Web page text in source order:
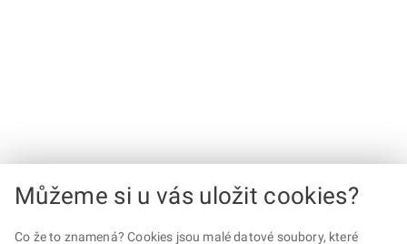
Můžeme si u vás uložit cookies?
Co že to znamená? Cookies jsou malé datové soubory, které